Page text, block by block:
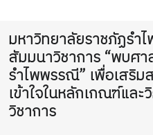
มหาวิทยาลัยราชภัฏรำ
สัมมนาวิชาการ “พบศ
รำไพพรรณี” เพื่อเสริม
เข้าใจในหลักเกณฑ์แล
วิชาการ